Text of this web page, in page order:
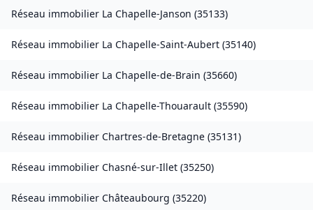
Réseau immobilier La Chapelle-Janson (35133)
Réseau immobilier La Chapelle-Saint-Aubert (35140)
Réseau immobilier La Chapelle-de-Brain (35660)
Réseau immobilier La Chapelle-Thouarault (35590)
Réseau immobilier Chartres-de-Bretagne (35131)
Réseau immobilier Chasné-sur-Illet (35250)
Réseau immobilier Châteaubourg (35220)